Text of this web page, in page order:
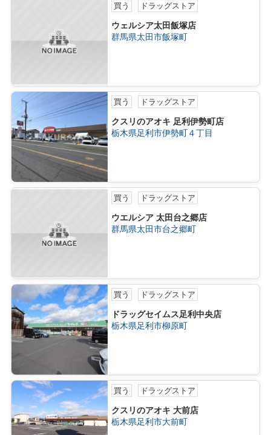
買う ドラッグストア
ウェルシア太田飯塚店
群馬県太田市飯塚町
買う ドラッグストア
クスリのアオキ 足利伊勢町店
栃木県足利市伊勢町４丁目
買う ドラッグストア
ウエルシア 太田台之郷店
群馬県太田市台之郷町
買う ドラッグストア
ドラッグセイムス足利中央店
栃木県足利市柳原町
買う ドラッグストア
クスリのアオキ 大前店
栃木県足利市大前町